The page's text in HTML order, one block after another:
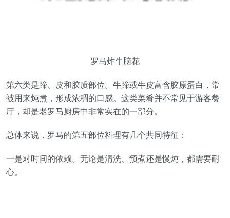
罗马炸牛脑花
第六类是蹄、皮和胶质部位。牛蹄或牛皮富含胶原蛋白，常
被用来炖煮，形成浓稠的口感。这类菜肴并不常见于游客餐
厅，却是老罗马厨房中非常实在的一部分。
总体来说，罗马的第五部位料理有几个共同特征：
一是对时间的依赖。无论是清洗、预煮还是慢炖，都需要耐
心。